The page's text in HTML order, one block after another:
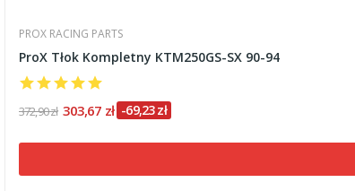
PROX RACING PARTS
ProX Tłok Kompletny KTM250GS-SX 90-94
372,90 zł 303,67 zł -69,23 zł